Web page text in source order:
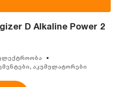
D Alkaline Power 2
აკუმულატორები